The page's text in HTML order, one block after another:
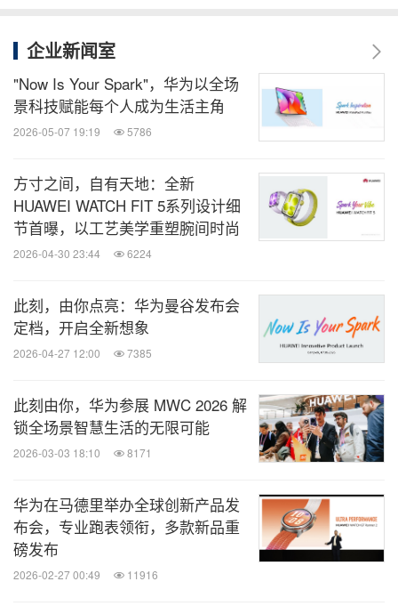
企业新闻室
"Now Is Your Spark"，华为以全场
景科技赋能每个人成为生活主角
2026-05-07 19:19 5786
方寸之间，自有天地：全新
HUAWEI WATCH FIT 5系列设计细
节首曝，以工艺美学重塑腕间时尚
2026-04-30 23:44 6224
此刻，由你点亮：华为曼谷发布会
定档，开启全新想象
2026-04-27 12:00 7385
此刻由你，华为参展 MWC 2026 解
锁全场景智慧生活的无限可能
2026-03-03 18:10 8171
华为在马德里举办全球创新产品发
布会，专业跑表领衔，多款新品重
磅发布
2026-02-27 00:49 11916